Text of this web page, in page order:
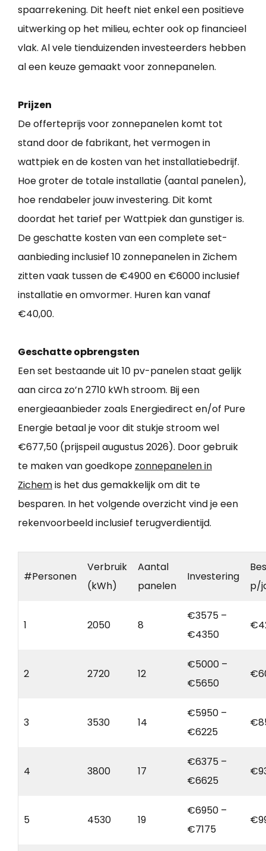
spaarrekening. Dit heeft niet enkel een positieve
uitwerking op het milieu, echter ook op financieel
vlak. Al vele tienduizenden investeerders hebben
al een keuze gemaakt voor zonnepanelen.
Prijzen
De offerteprijs voor zonnepanelen komt tot
stand door de fabrikant, het vermogen in
wattpiek en de kosten van het installatiebedrijf.
Hoe groter de totale installatie (aantal panelen),
hoe rendabeler jouw investering. Dit komt
doordat het tarief per Wattpiek dan gunstiger is.
De geschatte kosten van een complete set-
aanbieding inclusief 10 zonnepanelen in Zichem
zitten vaak tussen de €4900 en €6000 inclusief
installatie en omvormer. Huren kan vanaf
€40,00.
Geschatte opbrengsten
Een set bestaande uit 10 pv-panelen staat gelijk
aan circa zo’n 2710 kWh stroom. Bij een
energieaanbieder zoals Energiedirect en/of Pure
Energie betaal je voor dit stukje stroom wel
€677,50 (prijspeil augustus 2026). Door gebruik
te maken van goedkope zonnepanelen in
Zichemis het dus gemakkelijk om dit te
besparen. In het volgende overzicht vind je een
rekenvoorbeeld inclusief terugverdientijd.
#Personen
Verbruik
(kWh)
Aantal
panelen
Investering
p/
1 2050 8
€3575 –
€4350
2 2720 12
€5000 –
€5650
3 3530 14
€5950 –
€6225
4 3800 17
€6375 –
€6625
5 4530 19
€6950 –
€7175